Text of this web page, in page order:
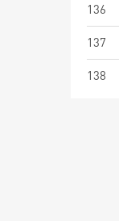
136
137
138